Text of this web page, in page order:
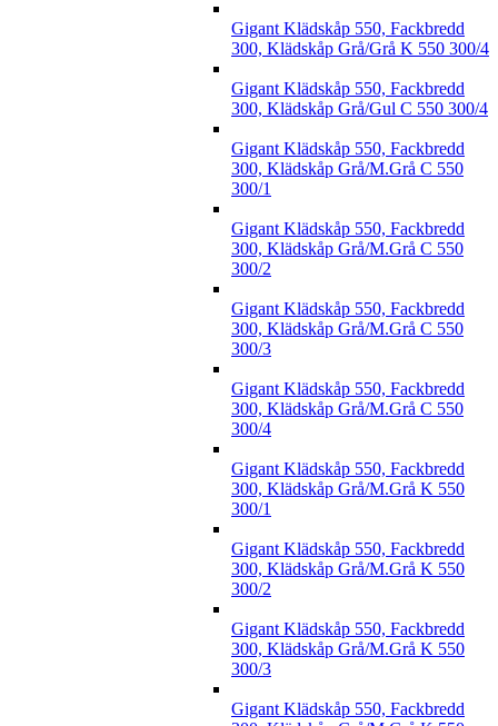
Gigant Klädskåp 550, Fackbredd
300, Klädskåp Grå/Grå K 550 300/4
Gigant Klädskåp 550, Fackbredd
300, Klädskåp Grå/Gul C 550 300/4
Gigant Klädskåp 550, Fackbredd
300, Klädskåp Grå/M.Grå C 550
300/1
Gigant Klädskåp 550, Fackbredd
300, Klädskåp Grå/M.Grå C 550
300/2
Gigant Klädskåp 550, Fackbredd
300, Klädskåp Grå/M.Grå C 550
300/3
Gigant Klädskåp 550, Fackbredd
300, Klädskåp Grå/M.Grå C 550
300/4
Gigant Klädskåp 550, Fackbredd
300, Klädskåp Grå/M.Grå K 550
300/1
Gigant Klädskåp 550, Fackbredd
300, Klädskåp Grå/M.Grå K 550
300/2
Gigant Klädskåp 550, Fackbredd
300, Klädskåp Grå/M.Grå K 550
300/3
Gigant Klädskåp 550, Fackbredd